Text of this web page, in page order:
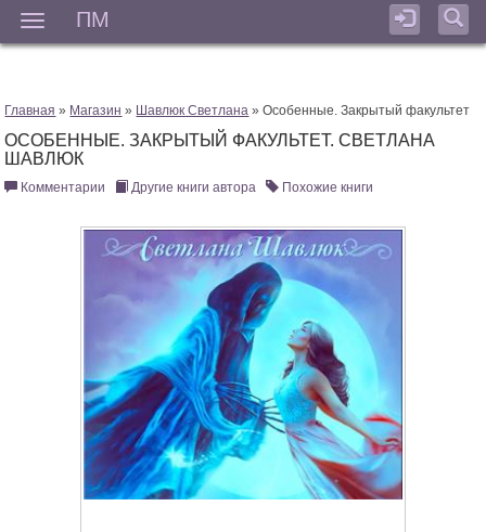
ПМ
Главная » Магазин » Шавлюк Светлана » Особенные. Закрытый факультет
ОСОБЕННЫЕ. ЗАКРЫТЫЙ ФАКУЛЬТЕТ. СВЕТЛАНА
ШАВЛЮК
Комментарии Другие книги автора Похожие книги